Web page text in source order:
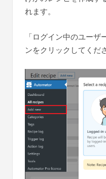
れます。
「ログイン中のユー
ンをクリックしてくだ